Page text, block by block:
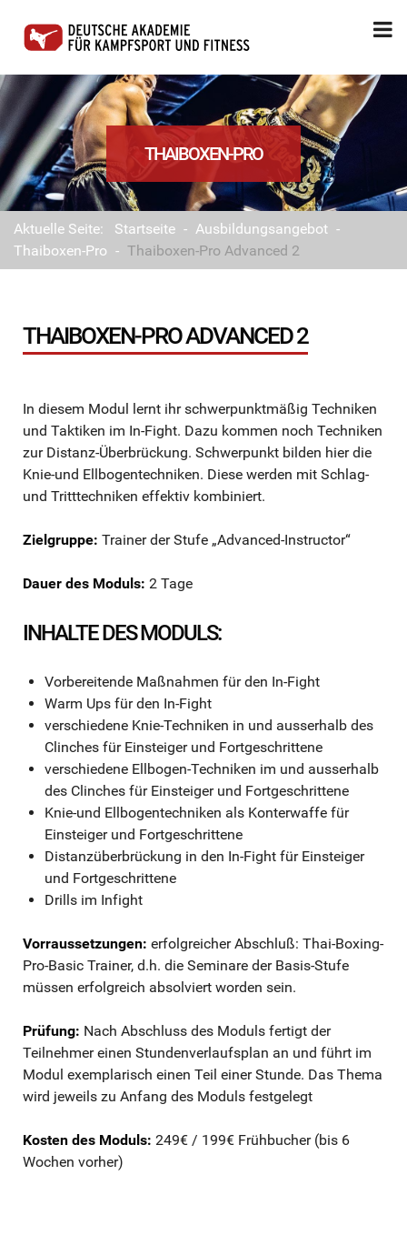
THAIBOXEN-PRO
Aktuelle Seite: Startseite - Ausbildungsangebot -
Thaiboxen-Pro - Thaiboxen-Pro Advanced 2
THAIBOXEN-PRO ADVANCED 2
In diesem Modul lernt ihr schwerpunktmäßig Techniken
und Taktiken im In-Fight. Dazu kommen noch Techniken
zur Distanz-Überbrückung. Schwerpunkt bilden hier die
Knie-und Ellbogentechniken. Diese werden mit Schlag-
und Tritttechniken effektiv kombiniert.
Zielgruppe: Trainer der Stufe „Advanced-Instructor“
Dauer des Moduls: 2 Tage
INHALTE DES MODULS:
Vorbereitende Maßnahmen für den In-Fight
Warm Ups für den In-Fight
verschiedene Knie-Techniken in und ausserhalb des
Clinches für Einsteiger und Fortgeschrittene
verschiedene Ellbogen-Techniken im und ausserhalb
des Clinches für Einsteiger und Fortgeschrittene
Knie-und Ellbogentechniken als Konterwaffe für
Einsteiger und Fortgeschrittene
Distanzüberbrückung in den In-Fight für Einsteiger
und Fortgeschrittene
Drills im Infight
Vorraussetzungen: erfolgreicher Abschluß: Thai-Boxing-
Pro-Basic Trainer, d.h. die Seminare der Basis-Stufe
müssen erfolgreich absolviert worden sein.
Prüfung: Nach Abschluss des Moduls fertigt der
Teilnehmer einen Stundenverlaufsplan an und führt im
Modul exemplarisch einen Teil einer Stunde. Das Thema
wird jeweils zu Anfang des Moduls festgelegt
Kosten des Moduls: 249€ / 199€ Frühbucher (bis 6
Wochen vorher)